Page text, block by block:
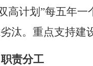
高计划”每五年
汰。重点支持建
责分工